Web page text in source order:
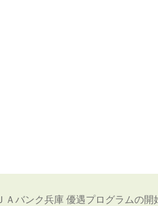
ＪＡバンク兵庫 優遇プログラムの開